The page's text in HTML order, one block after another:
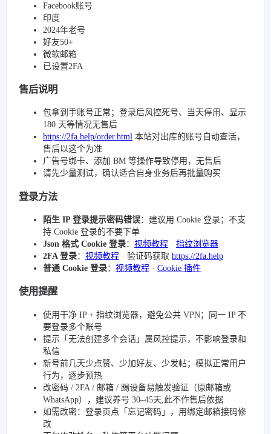
Facebook账号
印度
2024年老号
好友50+
微软邮箱
已设置2FA
售后说明
包拿到手账号正常；登录后风控死号、当天停用、显示
180 天等情况无售后
https://2fa.help/order.html 本站对出库的账号自动查活，
售后以这个为准
广告号绑卡、添加 BM 等操作导致停用，无售后
请先少量测试，确认适合自身业务后再批量购买
登录方法
陌生 IP 登录提示密码错误：建议用 Cookie 登录；不支
持 Cookie 登录的不要下单
Json 格式 Cookie 登录： 视频教程 · 指纹浏览器
2FA 登录： 视频教程 · 验证码获取 https://2fa.help
普通 Cookie 登录： 视频教程 · Cookie 插件
使用提醒
使用干净 IP + 指纹浏览器，避免公共 VPN；同一 IP 不
要登录多个账号
提示「无法创建多个会话」属风控提示，不影响登录和
私信
新号前几天少点赞、少加好友、少发帖；模拟正常用户
行为，逐步预热
改密码 / 2FA / 邮箱 / 踢设备易触发验证（原邮箱或
WhatsApp），建议养号 30–45天,此不作售后依据
如需改密：登录页点「忘记密码」，用绑定邮箱接码修
改